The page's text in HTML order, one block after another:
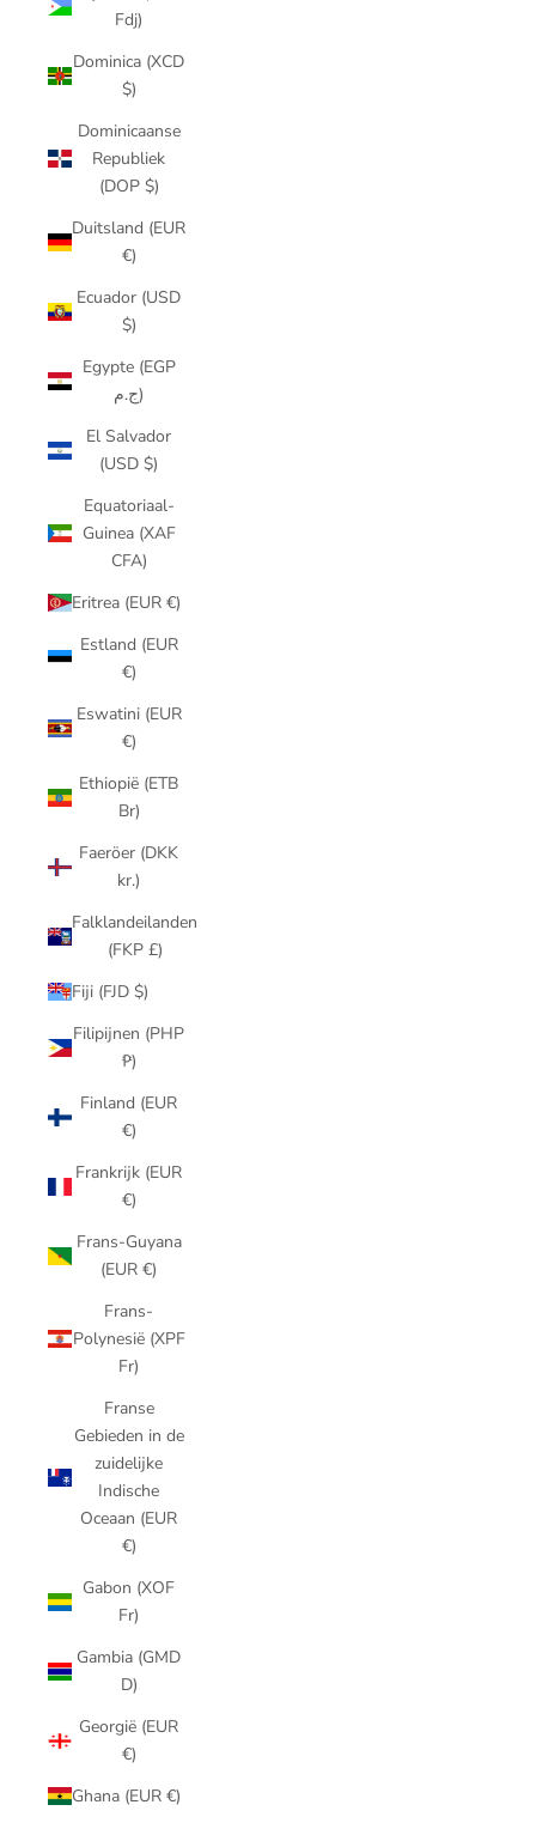
Fdj)
Dominica (XCD
$)
Dominicaanse
Republiek
(DOP $)
Duitsland (EUR
€)
Ecuador (USD
$)
Egypte (EGP
ج.م)
El Salvador
(USD $)
Equatoriaal-
Guinea (XAF
CFA)
Eritrea (EUR €)
Estland (EUR
€)
Eswatini (EUR
€)
Ethiopië (ETB
Br)
Faeröer (DKK
kr.)
Falklandeilanden
(FKP £)
Fiji (FJD $)
Filipijnen (PHP
₱)
Finland (EUR
€)
Frankrijk (EUR
€)
Frans-Guyana
(EUR €)
Frans-
Polynesië (XPF
Fr)
Franse
Gebieden in de
zuidelijke
Indische
Oceaan (EUR
€)
Gabon (XOF
Fr)
Gambia (GMD
D)
Georgië (EUR
€)
Ghana (EUR €)